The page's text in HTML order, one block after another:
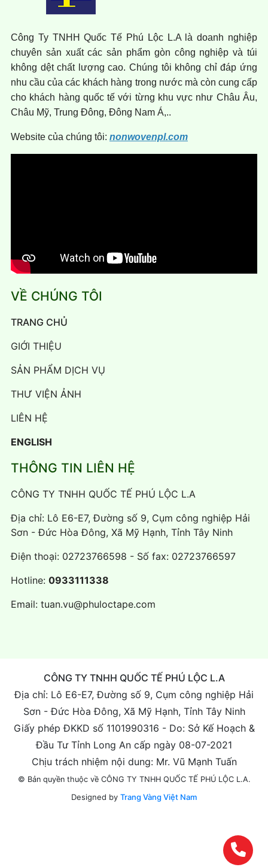
Công Ty TNHH Quốc Tế Phú Lộc L.A là doanh nghiệp
chuyên sản xuất các sản phẩm gòn công nghiệp và túi
không dệt chất lượng cao. Chúng tôi không chỉ đáp ứng
nhu cầu của các khách hàng trong nước mà còn cung cấp
cho khách hàng quốc tế với từng khu vực như Châu Âu,
Châu Mỹ, Trung Đông, Đông Nam Á,..
Website của chúng tôi: nonwovenpl.com
VỀ CHÚNG TÔI
TRANG CHỦ
GIỚI THIỆU
SẢN PHẨM DỊCH VỤ
THƯ VIỆN ẢNH
LIÊN HỆ
ENGLISH
THÔNG TIN LIÊN HỆ
CÔNG TY TNHH QUỐC TẾ PHÚ LỘC L.A
Địa chỉ: Lô E6-E7, Đường số 9, Cụm công nghiệp Hải
Sơn - Đức Hòa Đông, Xã Mỹ Hạnh, Tỉnh Tây Ninh
Điện thoại: 02723766598 - Số fax: 02723766597
Hotline: 0933111338
Email: tuan.vu@phuloctape.com
CÔNG TY TNHH QUỐC TẾ PHÚ LỘC L.A
Địa chỉ: Lô E6-E7, Đường số 9, Cụm công nghiệp Hải
Sơn - Đức Hòa Đông, Xã Mỹ Hạnh, Tỉnh Tây Ninh
Giấy phép ĐKKD số 1101990316 - Do: Sở Kế Hoạch &
Đầu Tư Tỉnh Long An cấp ngày 08-07-2021
Chịu trách nhiệm nội dung: Mr. Vũ Mạnh Tuấn
© Bản quyền thuộc về CÔNG TY TNHH QUỐC TẾ PHÚ LỘC L.A.
Designed by Trang Vàng Việt Nam